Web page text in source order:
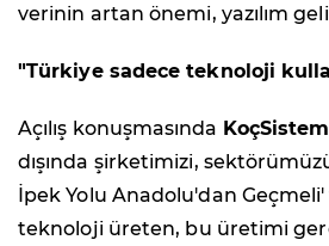
verinin artan önemi, yazılım
"Türkiye sadece teknoloji
Açılış konuşmasında
dışında şirketimizi,
İpek Yolu Anadolu'dan Geçmeli'
teknoloji üreten, bu üretimi